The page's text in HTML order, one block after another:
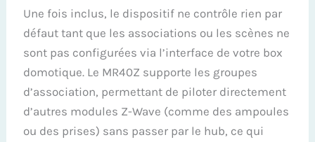
Une fois inclus, le dispositif ne contrôle rien par
défaut tant que les associations ou les scènes ne
sont pas configurées via l’interface de votre box
domotique. Le MR40Z supporte les groupes
d’association, permettant de piloter directement
d’autres modules Z-Wave (comme des ampoules
ou des prises) sans passer par le hub, ce qui